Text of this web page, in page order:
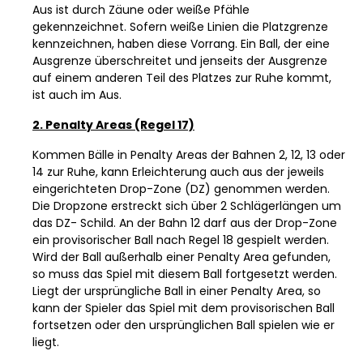
Aus ist durch Zäune oder weiße Pfähle
gekennzeichnet. Sofern weiße Linien die Platzgrenze
kennzeichnen, haben diese Vorrang. Ein Ball, der eine
Ausgrenze überschreitet und jenseits der Ausgrenze
auf einem anderen Teil des Platzes zur Ruhe kommt,
ist auch im Aus.
2. Penalty Areas (Regel 17)
Kommen Bälle in Penalty Areas der Bahnen 2, 12, 13 oder
14 zur Ruhe, kann Erleichterung auch aus der jeweils
eingerichteten Drop-Zone (DZ) genommen werden.
Die Dropzone erstreckt sich über 2 Schlägerlängen um
das DZ- Schild. An der Bahn 12 darf aus der Drop-Zone
ein provisorischer Ball nach Regel 18 gespielt werden.
Wird der Ball außerhalb einer Penalty Area gefunden,
so muss das Spiel mit diesem Ball fortgesetzt werden.
Liegt der ursprüngliche Ball in einer Penalty Area, so
kann der Spieler das Spiel mit dem provisorischen Ball
fortsetzen oder den ursprünglichen Ball spielen wie er
liegt.